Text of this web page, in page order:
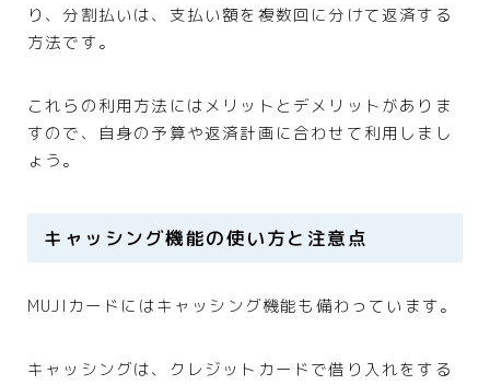
り、分割払いは、支払い額を複数回に分けて返済する
方法です。
これらの利用方法にはメリットとデメリットがありま
すので、自身の予算や返済計画に合わせて利用しまし
ょう。
キャッシング機能の使い方と注意点
MUJIカードにはキャッシング機能も備わっています。
キャッシングは、クレジットカードで借り入れをする